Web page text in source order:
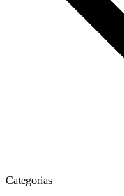
Categorias